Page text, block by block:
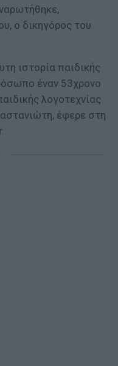
ο δικηγόρος του
ιστορία παιδικής
έναν 53χρονο
λογοτεχνίας
έφερε στη